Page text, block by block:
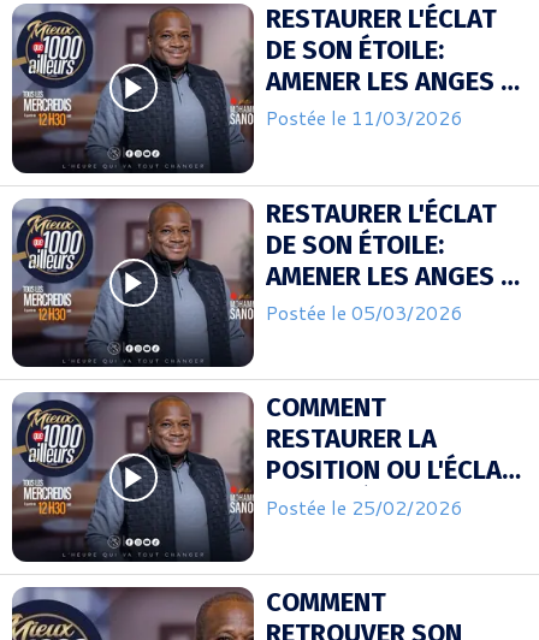
RESTAURER L'ÉCLAT
DE SON ÉTOILE:
AMENER LES ANGES À
SE METTRE EN
Postée le 11/03/2026
RESTAURER L'ÉCLAT
DE SON ÉTOILE:
AMENER LES ANGES À
SE METTRE EN
Postée le 05/03/2026
COMMENT
RESTAURER LA
POSITION OU L'ÉCLAT
DE TON ÉTOILE ?
Postée le 25/02/2026
COMMENT
RETROUVER SON